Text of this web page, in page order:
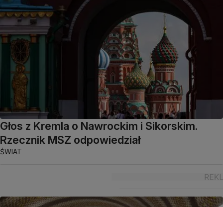
Głos z Kremla o Nawrockim i Sikorskim.
Rzecznik MSZ odpowiedział
ŚWIAT